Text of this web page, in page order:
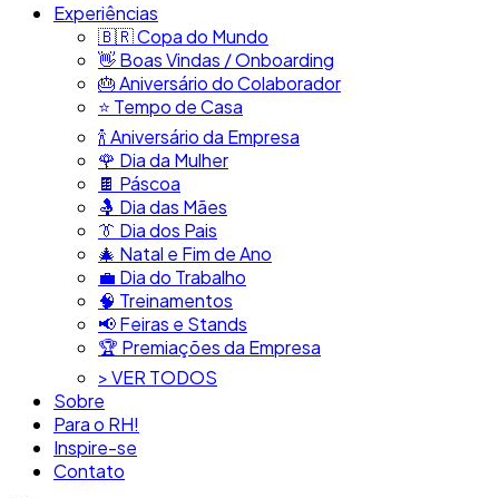
Experiências
🇧🇷​ Copa do Mundo
👋​ Boas Vindas / Onboarding
🎂​ Aniversário do Colaborador
⭐​ Tempo de Casa
​🍾​ Aniversário da Empresa
🌹 Dia da Mulher
🍫​ Páscoa
🤱 Dia das Mães
👔​ Dia dos Pais
🎄 Natal e Fim de Ano
💼​ Dia do Trabalho
🧠​ Treinamentos
📢​ Feiras e Stands
🏆 Premiações da Empresa
> VER TODOS
Sobre
Para o RH!
Inspire-se
Contato